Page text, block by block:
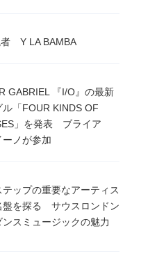
者 Y LA BAMBA
GABRIEL 『I/O』の最新
ル「FOUR KINDS OF
」を発表 ブライア
ーノが参加
テップの重要なアーティス
盤を探る サウスロンドン
ンスミュージックの魅力